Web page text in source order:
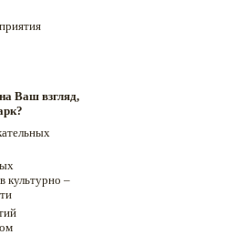
Ваш взгляд,
культурно –